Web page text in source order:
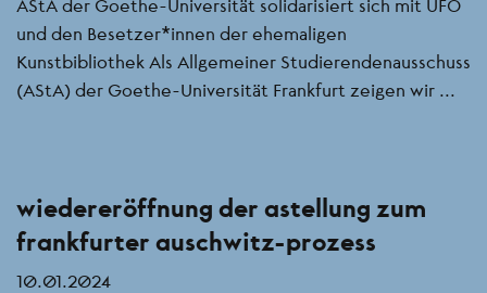
und den Besetzer*innen der ehemaligen
Kunstbibliothek Als Allgemeiner Studierendenausschuss
(AStA) der Goethe-Universität Frankfurt zeigen wir ...
wiedereröffnung der astellung zum
frankfurter auschwitz-prozess
10.01.2024